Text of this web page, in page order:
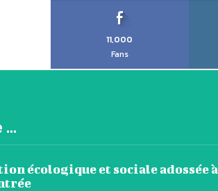
11,000
Fans
écologique et sociale adossée à